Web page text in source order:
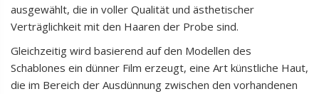
ausgewählt, die in voller Qualität und ästhetischer
Verträglichkeit mit den Haaren der Probe sind.
Gleichzeitig wird basierend auf den Modellen des
Schablones ein dünner Film erzeugt, eine Art künstliche Haut,
die im Bereich der Ausdünnung zwischen den vorhandenen